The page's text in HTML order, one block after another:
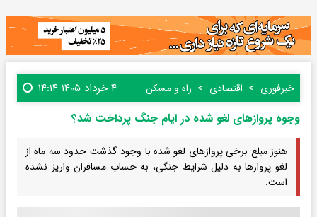
خبرفوری اقتصادی راه و مسکن ۴ خرداد ۱۴۰۵ ۱۴:۱۴
وجوه پروازهای لغو شده در ایام جنگ پرداخت شد؟
هنوز مبلغ برخی پروازهای لغو شده با وجود گذشت حدود سه ماه از
لغو پروازها به دلیل شرایط جنگی، به حساب مسافران واریز نشده
است.